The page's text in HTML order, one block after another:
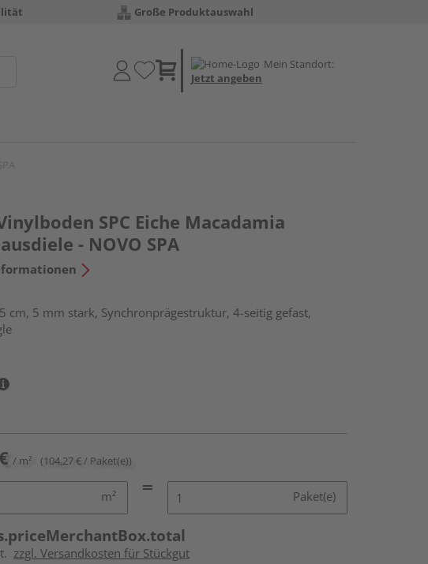
Große Produktauswahl
Mein Standort:
Jetzt angeben
SPC Eiche Macadamia
- NOVO SPA
cm, 5 mm stark, Synchronprägestruktur, 4-seitig gefast,
/ m² (104,27 € / Paket(e))
m² Paket(e)
zzgl. Versandkosten für Stückgut